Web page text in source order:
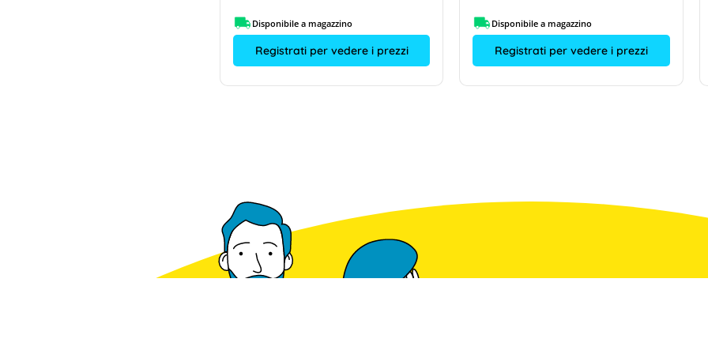
Disponibile a magazzino
Registrati per vedere i prezzi
Disponibile a magazzino
Registrati per vedere i prezzi